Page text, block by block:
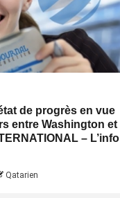
de progrès en vue
entre Washington et
– L’info
Qatarien